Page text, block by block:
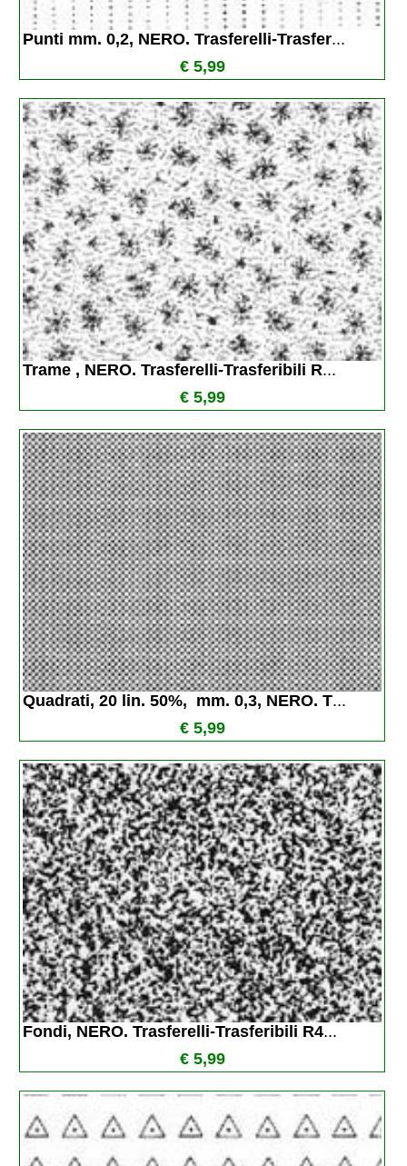
Punti mm. 0,2, NERO. Trasferelli-Trasfer...
€ 5,99
Trame , NERO. Trasferelli-Trasferibili R...
€ 5,99
Quadrati, 20 lin. 50%,  mm. 0,3, NERO. T...
€ 5,99
Fondi, NERO. Trasferelli-Trasferibili R4...
€ 5,99